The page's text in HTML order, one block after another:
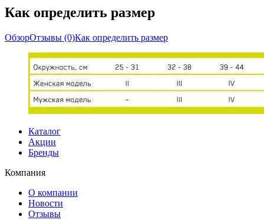
Как определить размер
ОбзорОтзывы (0)Как определить размер
Каталог
Акции
Бренды
Компания
О компании
Новости
Отзывы